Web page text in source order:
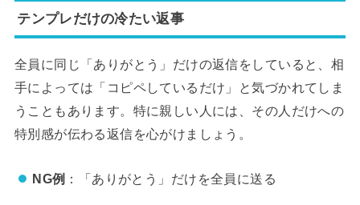
テンプレだけの冷たい返事
全員に同じ「ありがとう」だけの返信をしていると、相
手によっては「コピペしているだけ」と気づかれてしま
うこともあります。特に親しい人には、その人だけへの
特別感が伝わる返信を心がけましょう。
NG例 ：「ありがとう」だけを全員に送る